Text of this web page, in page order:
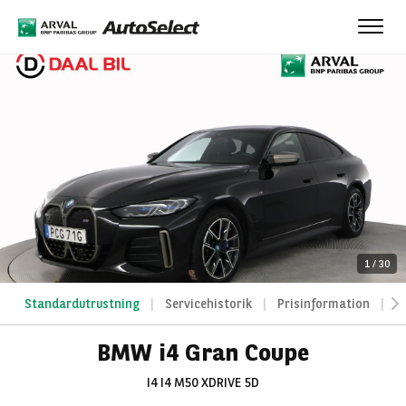
1 / 30
Standardutrustning Servicehistorik Prisinformation
BMW i4 Gran Coupe
I4 I4 M50 XDRIVE 5D